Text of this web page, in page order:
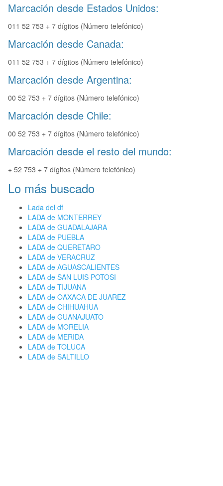
Marcación desde Estados Unidos:
011 52 753 + 7 dígitos (Número telefónico)
Marcación desde Canada:
011 52 753 + 7 dígitos (Número telefónico)
Marcación desde Argentina:
00 52 753 + 7 dígitos (Número telefónico)
Marcación desde Chile:
00 52 753 + 7 dígitos (Número telefónico)
Marcación desde el resto del mundo:
+ 52 753 + 7 dígitos (Número telefónico)
Lo más buscado
Lada del df
LADA de MONTERREY
LADA de GUADALAJARA
LADA de PUEBLA
LADA de QUERETARO
LADA de VERACRUZ
LADA de AGUASCALIENTES
LADA de SAN LUIS POTOSI
LADA de TIJUANA
LADA de OAXACA DE JUAREZ
LADA de CHIHUAHUA
LADA de GUANAJUATO
LADA de MORELIA
LADA de MERIDA
LADA de TOLUCA
LADA de SALTILLO